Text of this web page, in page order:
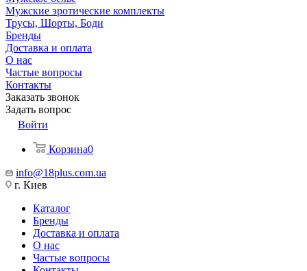
Мужские эротические комплекты
Трусы, Шорты, Боди
Бренды
Доставка и оплата
О нас
Частые вопросы
Контакты
Заказать звонок
Задать вопрос
Войти
Корзина0
info@18plus.com.ua
г. Киев
Каталог
Бренды
Доставка и оплата
О нас
Частые вопросы